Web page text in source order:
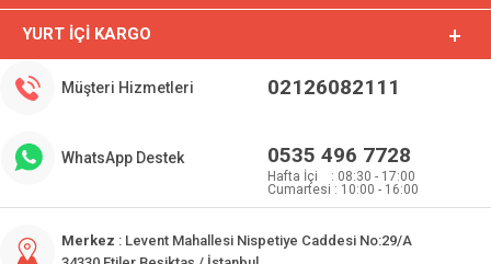
YURT İÇI KARGO
Müşteri Hizmetleri 02126082111
WhatsApp Destek 0535 496 7728
Hafta İçi : 08:30 - 17:00
Cumartesi : 10:00 - 16:00
Merkez : Levent Mahallesi Nispetiye Caddesi No:29/A